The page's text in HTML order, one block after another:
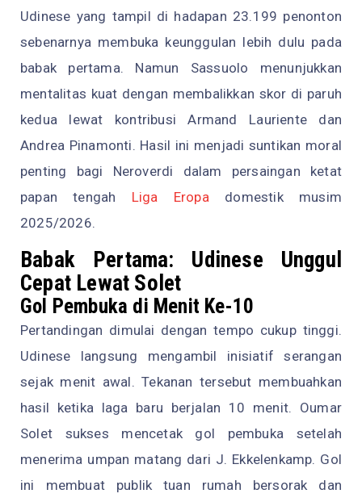
Udinese yang tampil di hadapan 23.199 penonton
sebenarnya membuka keunggulan lebih dulu pada
babak pertama. Namun Sassuolo menunjukkan
mentalitas kuat dengan membalikkan skor di paruh
kedua lewat kontribusi Armand Lauriente dan
Andrea Pinamonti. Hasil ini menjadi suntikan moral
penting bagi Neroverdi dalam persaingan ketat
papan tengah Liga Eropadomestik musim
2025/2026.
Babak Pertama: Udinese Unggul
Cepat Lewat Solet
Gol Pembuka di Menit Ke-10
Pertandingan dimulai dengan tempo cukup tinggi.
Udinese langsung mengambil inisiatif serangan
sejak menit awal. Tekanan tersebut membuahkan
hasil ketika laga baru berjalan 10 menit. Oumar
Solet sukses mencetak gol pembuka setelah
menerima umpan matang dari J. Ekkelenkamp. Gol
ini membuat publik tuan rumah bersorak dan